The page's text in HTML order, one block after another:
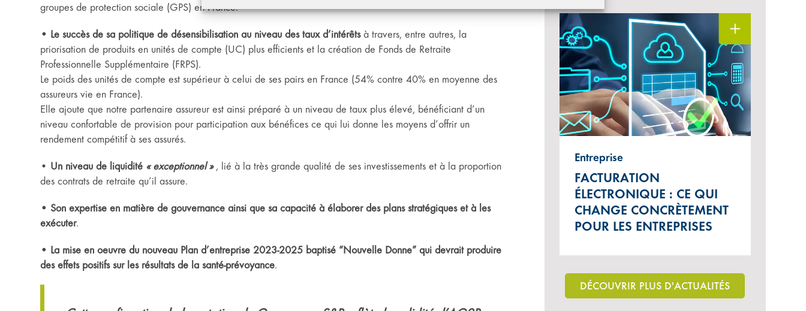
groupes de protection sociale (GPS) en France.
• Le succès de sa politique de désensibilisation au niveau des taux d’intérêts à travers, entre autres, la
priorisation de produits en unités de compte (UC) plus efficients et la création de Fonds de Retraite
Professionnelle Supplémentaire (FRPS).
Le poids des unités de compte est supérieur à celui de ses pairs en France (54% contre 40% en moyenne des
assureurs vie en France).
Elle ajoute que notre partenaire assureur est ainsi préparé à un niveau de taux plus élevé, bénéficiant d’un
niveau confortable de provision pour participation aux bénéfices ce qui lui donne les moyens d’offrir un
rendement compétitif à ses assurés.
• Un niveau de liquidité « exceptionnel » , lié à la très grande qualité de ses investissements et à la proportion
des contrats de retraite qu’il assure.
• Son expertise en matière de gouvernance ainsi que sa capacité à élaborer des plans stratégiques et à les
exécuter.
• La mise en oeuvre du nouveau Plan d’entreprise 2023-2025 baptisé “Nouvelle Donne” qui devrait produire
des effets positifs sur les résultats de la santé-prévoyance.
Entreprise
FACTURATION
ÉLECTRONIQUE : CE QUI
CHANGE CONCRÈTEMENT
POUR LES ENTREPRISES
DÉCOUVRIR PLUS D'ACTUALITÉS